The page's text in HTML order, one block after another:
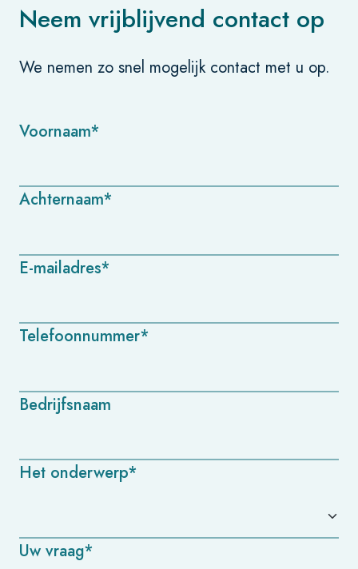
Neem vrijblijvend contact op
We nemen zo snel mogelijk contact met u op.
Voornaam*
Achternaam*
E-mailadres*
Telefoonnummer*
Bedrijfsnaam
Het onderwerp*
Uw vraag*